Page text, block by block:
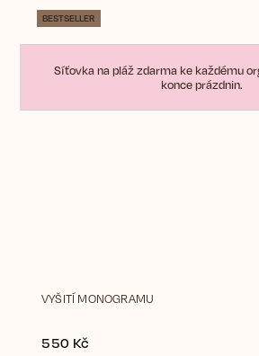
Síťovka na pláž zdarma ke každému
konce prázdnin.
BESTSELLER
VYŠITÍ MONOGRAMU
550 Kč